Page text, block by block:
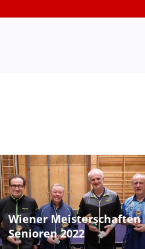
Wiener Meisterschaften
Senioren 2022